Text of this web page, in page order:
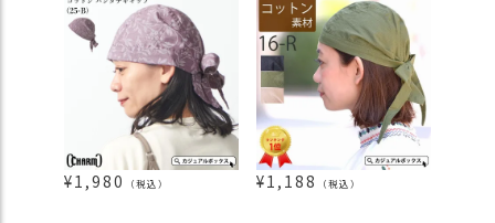
¥1,980 （税込） ¥1,188 （税込）